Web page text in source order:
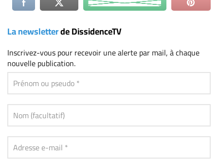
La newsletterde DissidenceTV
Inscrivez-vouspour recevoir une alerte par mail, à chaque
nouvelle publication.